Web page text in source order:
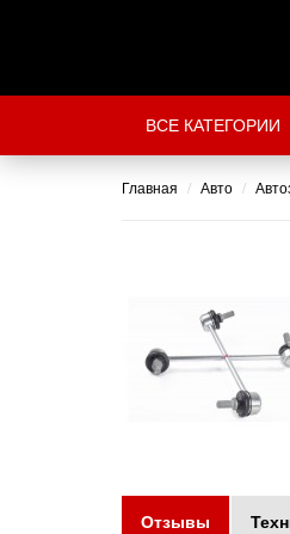
ВСЕ КАТЕГОРИИ
Главная Авто
Отзывы